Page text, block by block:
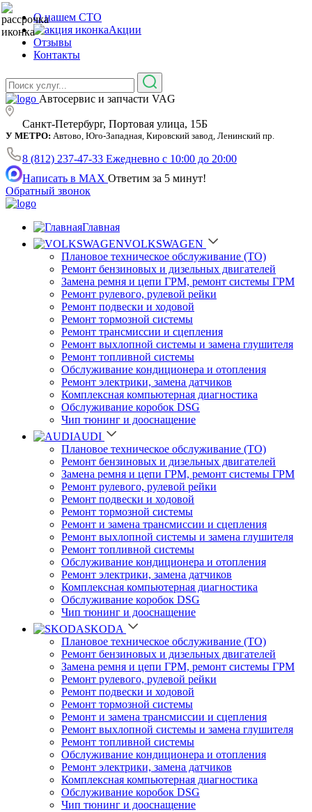
О нашем СТО
Акции
Отзывы
Контакты
Автосервис и запчасти VAG
Санкт-Петербург, Портовая улица, 15Б
У МЕТРО: Автово, Юго-Западная, Кировский завод, Ленинский пр.
8 (812) 237-47-33 Ежедневно с 10:00 до 20:00
Написать в MAX Ответим за 5 минут!
Обратный звонок
Главная
VOLKSWAGEN
Плановое техническое обслуживание (ТО)
Ремонт бензиновых и дизельных двигателей
Замена ремня и цепи ГРМ, ремонт системы ГРМ
Ремонт рулевого, рулевой рейки
Ремонт подвески и ходовой
Ремонт тормозной системы
Ремонт трансмиссии и сцепления
Ремонт выхлопной системы и замена глушителя
Ремонт топливной системы
Обслуживание кондиционера и отопления
Ремонт электрики, замена датчиков
Комплексная компьютерная диагностика
Обслуживание коробок DSG
Чип тюнинг и дооснащение
AUDI
Плановое техническое обслуживание (ТО)
Ремонт бензиновых и дизельных двигателей
Замена ремня и цепи ГРМ, ремонт системы ГРМ
Ремонт рулевого, рулевой рейки
Ремонт подвески и ходовой
Ремонт тормозной системы
Ремонт и замена трансмиссии и сцепления
Ремонт выхлопной системы и замена глушителя
Ремонт топливной системы
Обслуживание кондиционера и отопления
Ремонт электрики, замена датчиков
Комплексная компьютерная диагностика
Обслуживание коробок DSG
Чип тюнинг и дооснащение
SKODA
Плановое техническое обслуживание (ТО)
Ремонт бензиновых и дизельных двигателей
Замена ремня и цепи ГРМ, ремонт системы ГРМ
Ремонт рулевого, рулевой рейки
Ремонт подвески и ходовой
Ремонт тормозной системы
Ремонт и замена трансмиссии и сцепления
Ремонт выхлопной системы и замена глушителя
Ремонт топливной системы
Обслуживание кондиционера и отопления
Ремонт электрики, замена датчиков
Комплексная компьютерная диагностика
Обслуживание коробок DSG
Чип тюнинг и дооснащение